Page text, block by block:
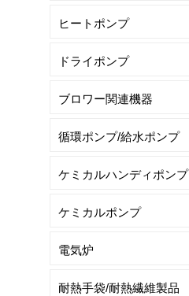
ヒートポンプ
ドライポンプ
ブロワー関連機器
循環ポンプ/給水ポンプ
ケミカルハンディポンプ
ケミカルポンプ
電気炉
耐熱手袋/耐熱繊維製品